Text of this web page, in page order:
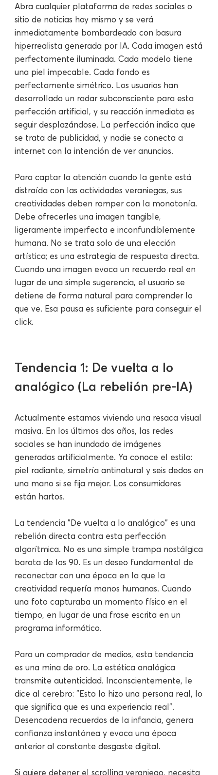
Abra cualquier plataforma de redes sociales o
sitio de noticias hoy mismo y se verá
inmediatamente bombardeado con basura
hiperrealista generada por IA. Cada imagen está
perfectamente iluminada. Cada modelo tiene
una piel impecable. Cada fondo es
perfectamente simétrico. Los usuarios han
desarrollado un radar subconsciente para esta
perfección artificial, y su reacción inmediata es
seguir desplazándose. La perfección indica que
se trata de publicidad, y nadie se conecta a
internet con la intención de ver anuncios.
Para captar la atención cuando la gente está
distraída con las actividades veraniegas, sus
creatividades deben romper con la monotonía.
Debe ofrecerles una imagen tangible,
ligeramente imperfecta e inconfundiblemente
humana. No se trata solo de una elección
artística; es una estrategia de respuesta directa.
Cuando una imagen evoca un recuerdo real en
lugar de una simple sugerencia, el usuario se
detiene de forma natural para comprender lo
que ve. Esa pausa es suficiente para conseguir el
click.
Tendencia 1: De vuelta a lo
analógico (La rebelión pre-IA)
Actualmente estamos viviendo una resaca visual
masiva. En los últimos dos años, las redes
sociales se han inundado de imágenes
generadas artificialmente. Ya conoce el estilo:
piel radiante, simetría antinatural y seis dedos en
una mano si se fija mejor. Los consumidores
están hartos.
La tendencia "De vuelta a lo analógico" es una
rebelión directa contra esta perfección
algorítmica. No es una simple trampa nostálgica
barata de los 90. Es un deseo fundamental de
reconectar con una época en la que la
creatividad requería manos humanas. Cuando
una foto capturaba un momento físico en el
tiempo, en lugar de una frase escrita en un
programa informático.
Para un comprador de medios, esta tendencia
es una mina de oro. La estética analógica
transmite autenticidad. Inconscientemente, le
dice al cerebro: "Esto lo hizo una persona real, lo
que significa que es una experiencia real".
Desencadena recuerdos de la infancia, genera
confianza instantánea y evoca una época
anterior al constante desgaste digital.
Si quiere detener el scrolling veraniego, necesita